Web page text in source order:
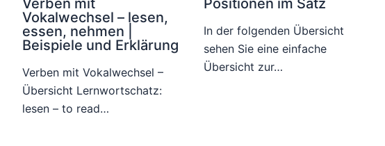
Vokalwechsel – lesen,
essen, nehmen |
Beispiele und Erklärung
Verben mit Vokalwechsel –
Übersicht Lernwortschatz:
lesen – to read…
In der folgenden Übersicht
sehen Sie eine einfache
Übersicht zur…